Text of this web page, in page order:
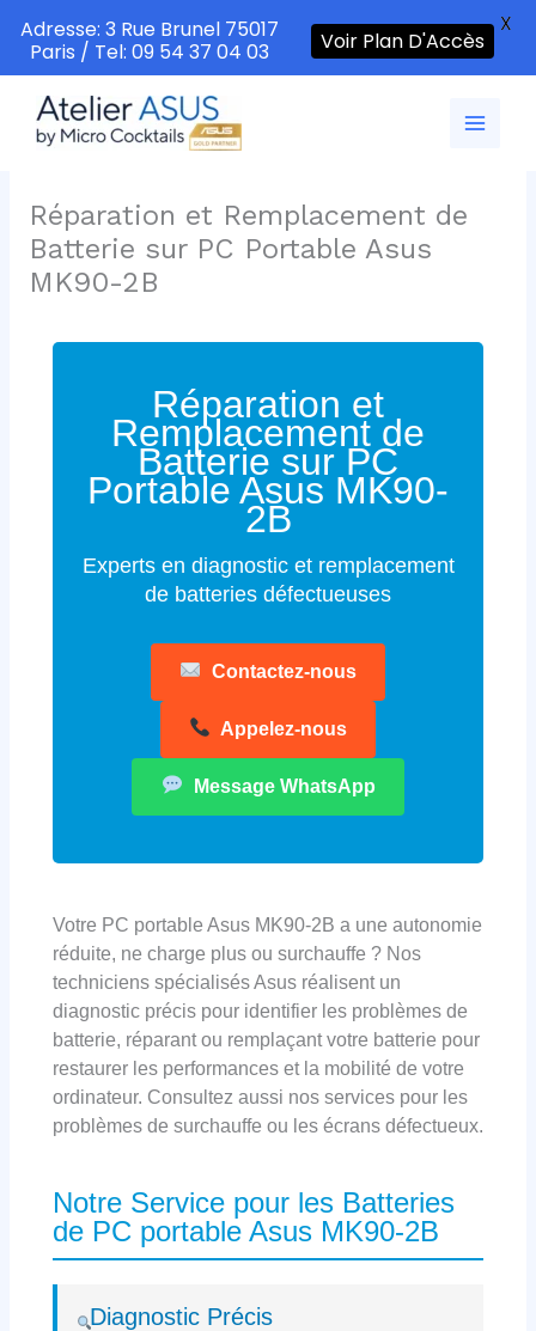
contenu
Réparation et Remplacement de
Batterie sur PC Portable Asus
MK90-2B
Réparation et
Remplacement de
Batterie sur PC
Portable Asus MK90-
2B
Experts en diagnostic et remplacement
de batteries défectueuses
Contactez-nous
Appelez-nous
Message WhatsApp
Votre PC portable Asus MK90-2B a une autonomie
réduite, ne charge plus ou surchauffe ? Nos
techniciens spécialisés Asus réalisent un
diagnostic précis pour identifier les problèmes de
batterie, réparant ou remplaçant votre batterie pour
restaurer les performances et la mobilité de votre
ordinateur. Consultez aussi nos services pour les
problèmes de surchauffe ou les écrans défectueux.
Notre Service pour les Batteries
de PC portable Asus MK90-2B
Diagnostic Précis
Adresse: 3 Rue Brunel 75017
Paris / Tel: 09 54 37 04 03
Voir Plan D'Accès
X